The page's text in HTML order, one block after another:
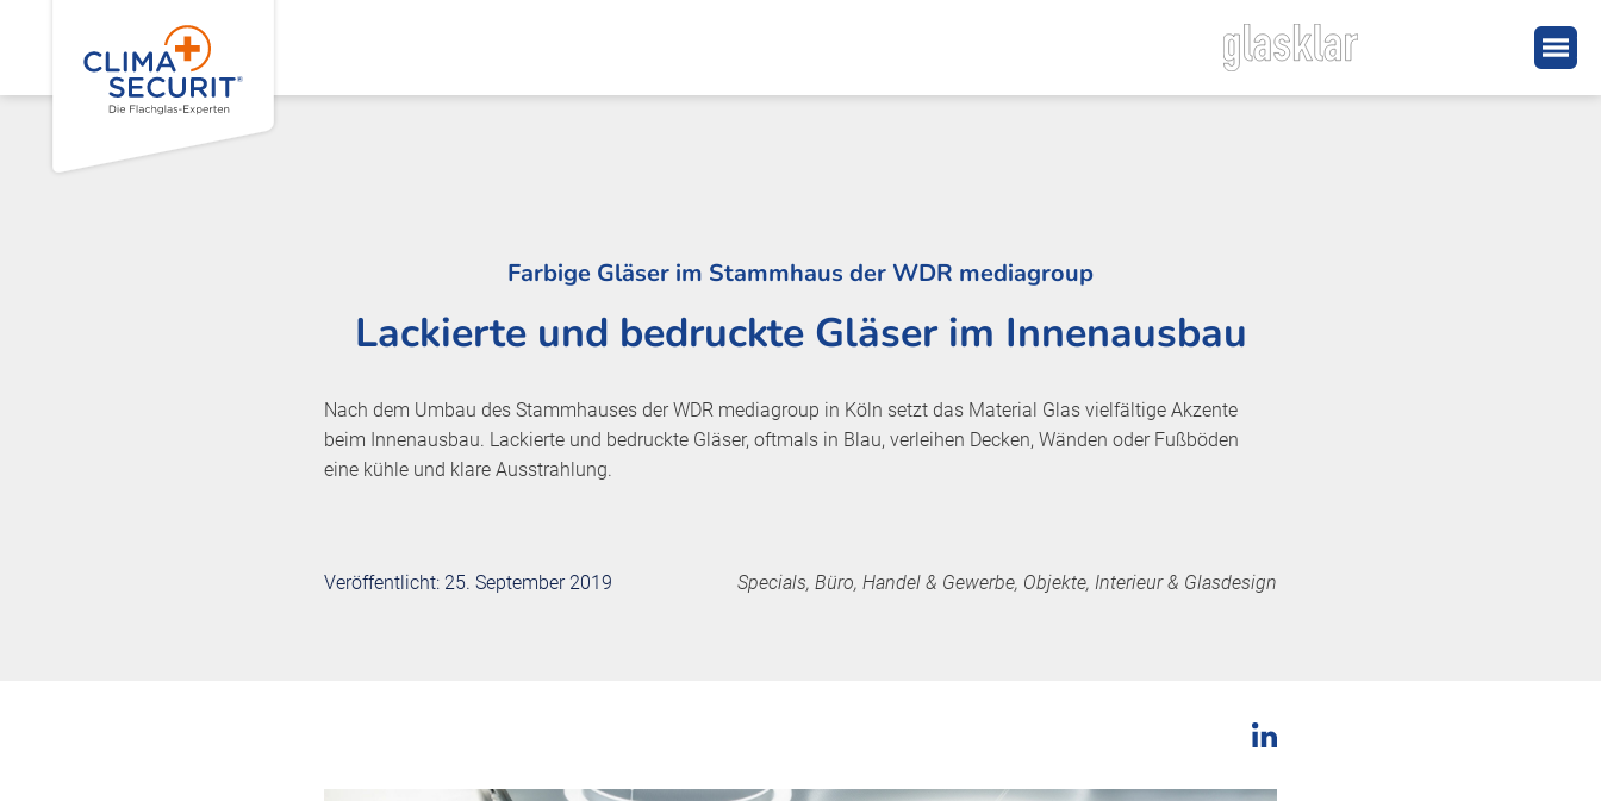
Farbige Gläser im Stammhaus der WDR mediagroup
Lackierte und bedruckte Gläser im Innenausbau
Nach dem Umbau des Stammhauses der WDR mediagroup in Köln setzt das Material Glas vielfältige Akzente
beim Innenausbau. Lackierte und bedruckte Gläser, oftmals in Blau, verleihen Decken, Wänden oder Fußböden
eine kühle und klare Ausstrahlung.
Veröffentlicht: 25. September 2019 Specials, Büro, Handel & Gewerbe, Objekte, Interieur & Glasdesign